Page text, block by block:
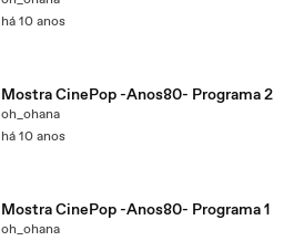
há 10 anos
Mostra CinePop -Anos80- Programa 2
oh_ohana
há 10 anos
Mostra CinePop -Anos80- Programa 1
oh_ohana